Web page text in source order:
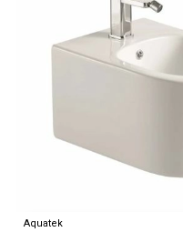
Aquatek